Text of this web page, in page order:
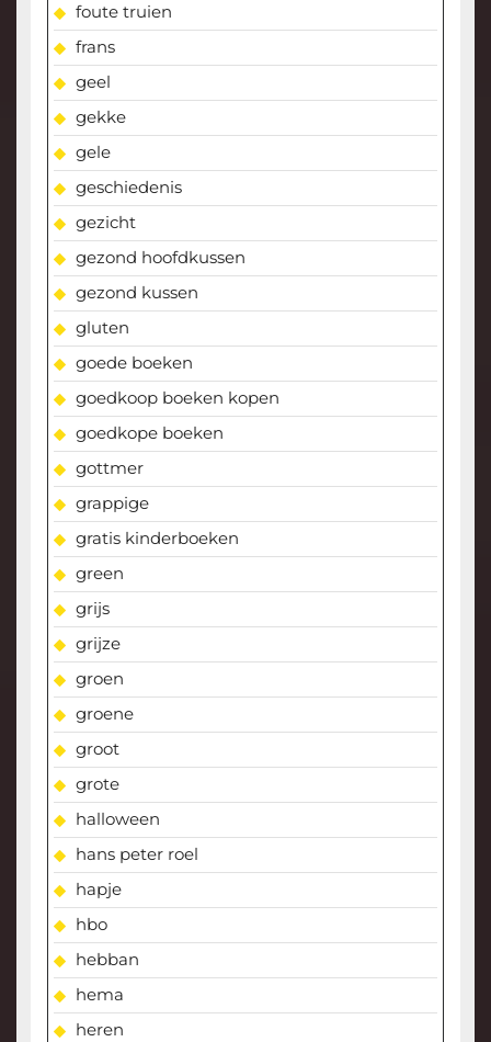
foute truien
frans
geel
gekke
gele
geschiedenis
gezicht
gezond hoofdkussen
gezond kussen
gluten
goede boeken
goedkoop boeken kopen
goedkope boeken
gottmer
grappige
gratis kinderboeken
green
grijs
grijze
groen
groene
groot
grote
halloween
hans peter roel
hapje
hbo
hebban
hema
heren